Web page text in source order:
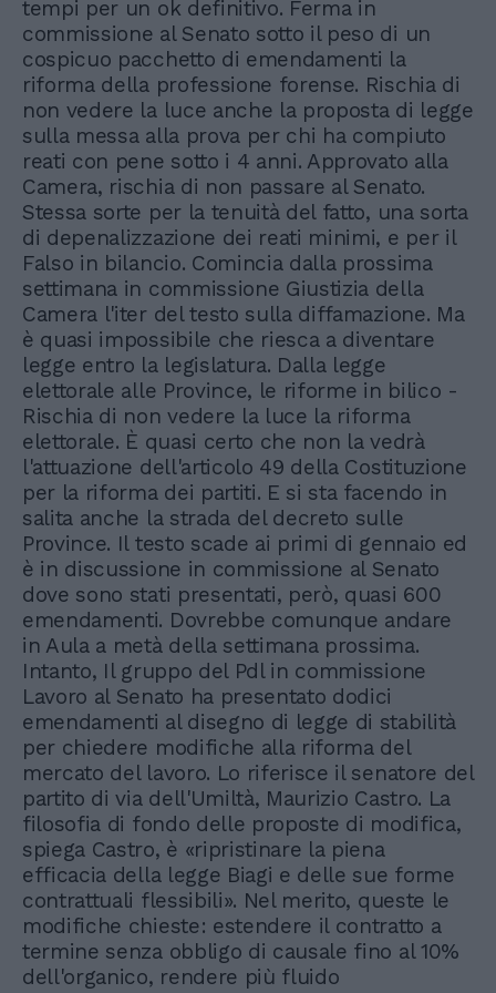
tempi per un ok definitivo. Ferma in
commissione al Senato sotto il peso di un
cospicuo pacchetto di emendamenti la
riforma della professione forense. Rischia di
non vedere la luce anche la proposta di legge
sulla messa alla prova per chi ha compiuto
reati con pene sotto i 4 anni. Approvato alla
Camera, rischia di non passare al Senato.
Stessa sorte per la tenuità del fatto, una sorta
di depenalizzazione dei reati minimi, e per il
Falso in bilancio. Comincia dalla prossima
settimana in commissione Giustizia della
Camera l'iter del testo sulla diffamazione. Ma
è quasi impossibile che riesca a diventare
legge entro la legislatura. Dalla legge
elettorale alle Province, le riforme in bilico -
Rischia di non vedere la luce la riforma
elettorale. È quasi certo che non la vedrà
l'attuazione dell'articolo 49 della Costituzione
per la riforma dei partiti. E si sta facendo in
salita anche la strada del decreto sulle
Province. Il testo scade ai primi di gennaio ed
è in discussione in commissione al Senato
dove sono stati presentati, però, quasi 600
emendamenti. Dovrebbe comunque andare
in Aula a metà della settimana prossima.
Intanto, Il gruppo del Pdl in commissione
Lavoro al Senato ha presentato dodici
emendamenti al disegno di legge di stabilità
per chiedere modifiche alla riforma del
mercato del lavoro. Lo riferisce il senatore del
partito di via dell'Umiltà, Maurizio Castro. La
filosofia di fondo delle proposte di modifica,
spiega Castro, è «ripristinare la piena
efficacia della legge Biagi e delle sue forme
contrattuali flessibili». Nel merito, queste le
modifiche chieste: estendere il contratto a
termine senza obbligo di causale fino al 10%
dell'organico, rendere più fluido